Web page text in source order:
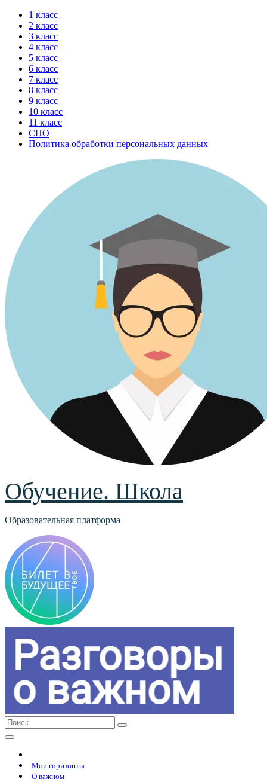
Перейти
содержимому
1 класс
2 класс
3 класс
4 класс
5 класс
6 класс
7 класс
8 класс
9 класс
10 класс
11 класс
СПО
Политика обработки персональных данных
Обучение. Школа
Образовательная платформа
Мои горизонты
О важном